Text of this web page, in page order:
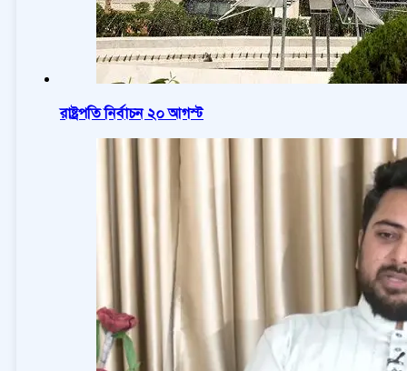
রাষ্ট্রপতি নির্বাচন ২০ আগস্ট